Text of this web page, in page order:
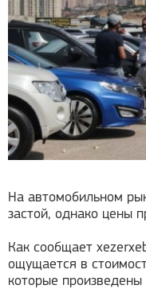
На автомобильном
застой, однако цены
Как сообщает
ощущается в
которые